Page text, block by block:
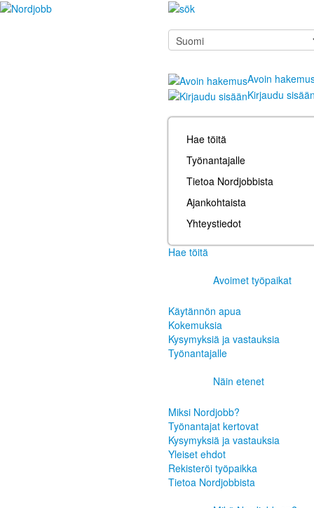
Avoin
Kirjaudu
Hae töitä
Työnantajalle
Tietoa Nordjobbista
Ajankohtaista
Yhteystiedot
Hae töitä
Avoimet työpaikat
Käytännön apua
Kokemuksia
Kysymyksiä ja vastauksia
Työnantajalle
Näin etenet
Miksi Nordjobb?
Työnantajat kertovat
Kysymyksiä ja vastauksia
Yleiset ehdot
Rekisteröi työpaikka
Tietoa Nordjobbista